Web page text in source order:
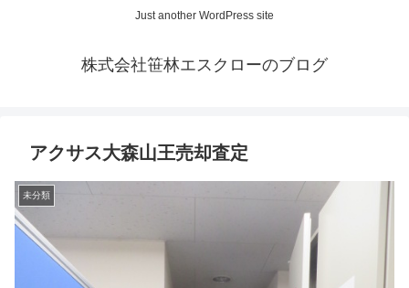
Just another WordPress site
株式会社笹林エスクローのブログ
アクサス大森山王売却査定
未分類